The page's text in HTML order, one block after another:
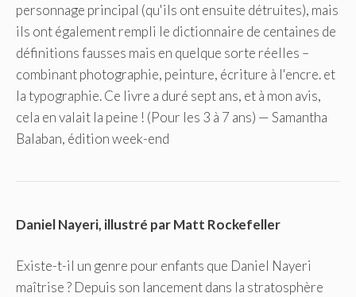
personnage principal (qu'ils ont ensuite détruites), mais
ils ont également rempli le dictionnaire de centaines de
définitions fausses mais en quelque sorte réelles –
combinant photographie, peinture, écriture à l'encre. et
la typographie. Ce livre a duré sept ans, et à mon avis,
cela en valait la peine ! (Pour les 3 à 7 ans) — Samantha
Balaban, édition week-end
Daniel Nayeri, illustré par Matt Rockefeller
Existe-t-il un genre pour enfants que Daniel Nayeri
maîtrise ? Depuis son lancement dans la stratosphère